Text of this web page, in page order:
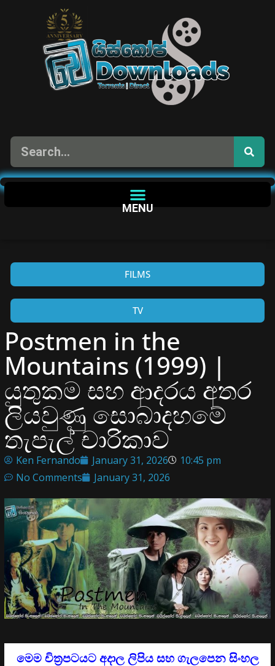
MENU
FILMS
TV
Postmen in the
Mountains (1999) |
යුතුකම සහ ආදරය අතර
ලියවුණු සොබාදහමේ
තැපැල් චාරිකාව
Ken Fernando January 31, 2026
10:45 pm
No Comments
January 31, 2026
මෙම චිත්‍රපටයට අදාල ලිපිය සහ ගැලපෙන සිංහල